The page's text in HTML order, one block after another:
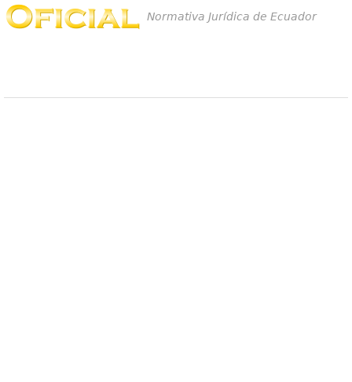
Normativa Jurídica de Ecuador